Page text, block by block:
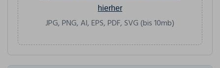
hierher
JPG, PNG, AI, EPS, PDF, SVG (bis 10mb)